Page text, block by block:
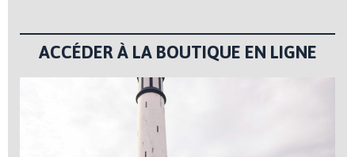
ACCÉDER À LA BOUTIQUE EN LIGNE